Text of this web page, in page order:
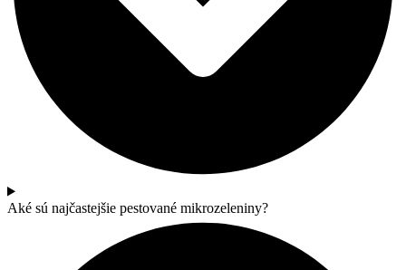
Aké sú najčastejšie pestované mikrozeleniny?